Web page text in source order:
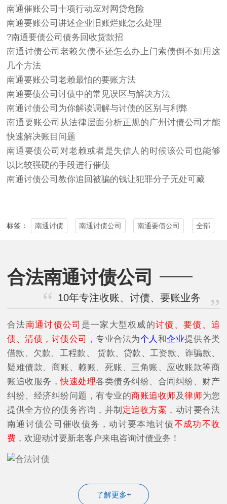
南通催账公司十项行动应对网贷危险
南通要账公司讲述企业旧账烂账怎么处理
?南通要债公司债务回收货款招
南通讨债公司老赖欠债不还怎么办上门索债倒不如用这
几个方法
南通要账公司老赖最怕的要账方法
南通要债公司讨债中的常见误区与解决方法
南通讨债公司为你解读调解与讨债的区别与利弊
南通要账公司从法律层面分析正规的 广州讨债公司才能
快速解决账目问题
南通要债公司对老赖或者是失信人的时候该公司也能够
以比较强硬的手段进行催债
南通讨债公司教你追回被骗的钱让犯罪分子无处可藏
标签： 南通讨债 南通讨债公司 南通要债公司 全部
合法南通讨债公司
10年专注收账、讨债、要账业务
合法南通讨债公司 是一家大型权威的讨债、要债、追
债、清债，讨债公司
，专业合法为个人 和企业提供各类
借款、欠款、工程款、 货款、贷款、工资款、诈骗款、
疑难债款、商账、赖账、死账、三角账、应收账款等商
账追收服务，快速处理各类债务纠纷、合同纠纷、财产
纠纷、经济纠纷问题，有专业的商账追收师及律师为您
提供全方位的债务咨询，并制 定追收方案 ，动讨要合法
南通讨债公司催收债务，动讨要本地讨债不成功不收
费 ，欢迎动讨要新老客户来电咨询讨债业务！
了解更多+